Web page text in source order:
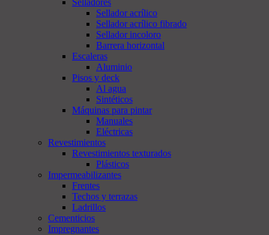
Selladores
Sellador acrílico
Sellador acrílico fibrado
Sellador incoloro
Barrera horizontal
Escaleras
Aluminio
Pisos y deck
Al agua
Sintéticos
Máquinas para pintar
Manuales
Eléctricas
Revestimientos
Revestimientos texturados
Plásticos
Impermeabilizantes
Frentes
Techos y terrazas
Ladrillos
Cementicios
Impregnantes